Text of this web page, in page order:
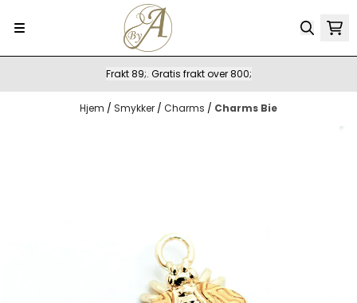
Frakt 89;. Gratis frakt over 800;
Hjem / Smykker / Charms / Charms Bie